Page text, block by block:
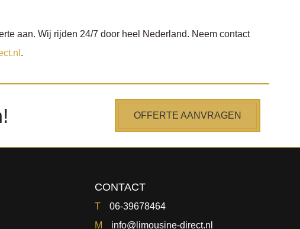
aan. Wij rijden 24/7 door heel Nederland. Neem contact
.
OFFERTE AANVRAGEN
CONTACT
T
06-39678464
M
info@limousine-direct.nl